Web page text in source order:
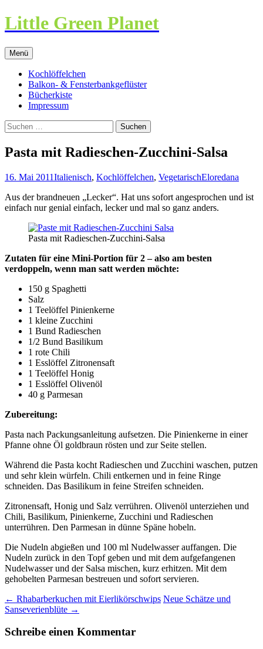
Little Green Planet
Menü Zum
Inhalt
springen
Kochlöffelchen
Balkon- & Fensterbankgeflüster
Bücherkiste
Impressum
Suchen
nach:
Pasta mit Radieschen-Zucchini-Salsa
16. Mai 2011Italienisch, Kochlöffelchen, VegetarischEloredana
Aus der brandneuen „Lecker“. Hat uns sofort angesprochen und ist
einfach nur genial einfach, lecker und mal so ganz anders.
Pasta mit Radieschen-Zucchini-Salsa
Zutaten für eine Mini-Portion für 2 – also am besten
verdoppeln, wenn man satt werden möchte:
150 g Spaghetti
Salz
1 Teelöffel Pinienkerne
1 kleine Zucchini
1 Bund Radieschen
1/2 Bund Basilikum
1 rote Chili
1 Esslöffel Zitronensaft
1 Teelöffel Honig
1 Esslöffel Olivenöl
40 g Parmesan
Zubereitung:
Pasta nach Packungsanleitung aufsetzen. Die Pinienkerne in einer
Pfanne ohne Öl goldbraun rösten und zur Seite stellen.
Während die Pasta kocht Radieschen und Zucchini waschen, putzen
und sehr klein würfeln. Chili entkernen und in feine Ringe
schneiden. Das Basilikum in feine Streifen schneiden.
Zitronensaft, Honig und Salz verrühren. Olivenöl unterziehen und
Chili, Basilikum, Pinienkerne, Zucchini und Radieschen
unterrühren. Den Parmesan in dünne Späne hobeln.
Die Nudeln abgießen und 100 ml Nudelwasser auffangen. Die
Nudeln zurück in den Topf geben und mit dem aufgefangenen
Nudelwasser und der Salsa mischen, kurz erhitzen. Mit dem
gehobelten Parmesan bestreuen und sofort servieren.
Beitragsnavigation
← Rhabarberkuchen mit Eierlikörschwips Neue Schätze und
Sanseverienblüte →
Schreibe einen Kommentar